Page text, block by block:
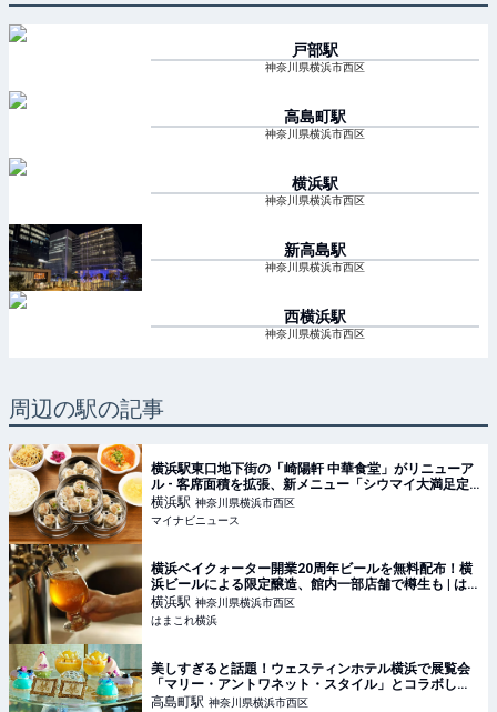
戸部駅
神奈川県横浜市西区
高島町駅
神奈川県横浜市西区
横浜駅
神奈川県横浜市西区
新高島駅
神奈川県横浜市西区
西横浜駅
神奈川県横浜市西区
周辺の駅の記事
横浜駅東口地下街の「崎陽軒 中華食堂」がリニューア
ル - 客席面積を拡張、新メニュー「シウマイ大満足定
食」も
横浜駅 神奈川県横浜市西区
マイナビニュース
横浜ベイクォーター開業20周年ビールを無料配布！横
浜ビールによる限定醸造、館内一部店舗で樽生も | は
まこれ横浜
横浜駅 神奈川県横浜市西区
はまこれ横浜
美しすぎると話題！ウェスティンホテル横浜で展覧会
「マリー・アントワネット・スタイル」とコラボした
アフタヌーンティーが開催中【実食レポート】
高島町駅 神奈川県横浜市西区